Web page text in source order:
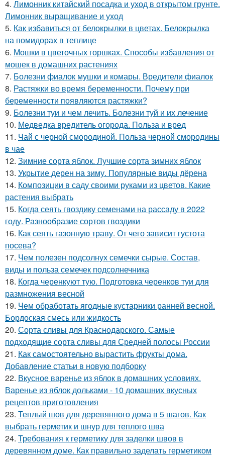
4. Лимонник китайский посадка и уход в открытом грунте.
Лимонник выращивание и уход
5. Как избавиться от белокрылки в цветах. Белокрылка
на помидорах в теплице
6. Мошки в цветочных горшках. Способы избавления от
мошек в домашних растениях
7. Болезни фиалок мушки и комары. Вредители фиалок
8. Растяжки во время беременности. Почему при
беременности появляются растяжки?
9. Болезни туи и чем лечить. Болезни туй и их лечение
10. Медведка вредитель огорода. Польза и вред
11. Чай с черной смородиной. Польза черной смородины
в чае
12. Зимние сорта яблок. Лучшие сорта зимних яблок
13. Укрытие дерен на зиму. Популярные виды дёрена
14. Композиции в саду своими руками из цветов. Какие
растения выбрать
15. Когда сеять гвоздику семенами на рассаду в 2022
году. Разнообразие сортов гвоздики
16. Как сеять газонную траву. От чего зависит густота
посева?
17. Чем полезен подсолнух семечки сырые. Состав,
виды и польза семечек подсолнечника
18. Когда черенкуют тую. Подготовка черенков туи для
размножения весной
19. Чем обработать ягодные кустарники ранней весной.
Бордоская смесь или жидкость
20. Сорта сливы для Краснодарского. Самые
подходящие сорта сливы для Средней полосы России
21. Как самостоятельно вырастить фрукты дома.
Добавление статьи в новую подборку
22. Вкусное варенье из яблок в домашних условиях.
Варенье из яблок дольками - 10 домашних вкусных
рецептов приготовления
23. Теплый шов для деревянного дома в 5 шагов. Как
выбрать герметик и шнур для теплого шва
24. Требования к герметику для заделки швов в
деревянном доме. Как правильно заделать герметиком